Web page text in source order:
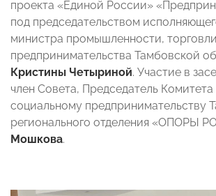
проекта «Единой России»
под председательством
министра промышленности,
предпринимательства Тамбовской
Кристины Четыриной. Участие в
член Совета, Председатель Комитета
социальному предпринимательству
регионального отделения «ОПОРЫ
Мошкова.